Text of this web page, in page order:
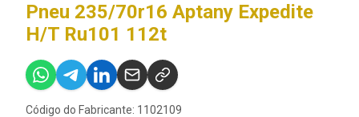
Pneu 235/70r16 Aptany Expedite
H/T Ru101 112t
Código do Fabricante: 1102109